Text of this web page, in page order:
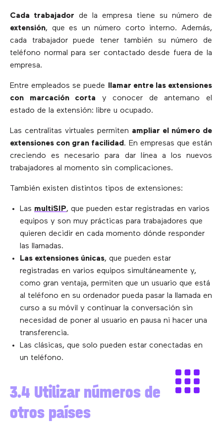
Cada trabajador de la empresa tiene su número de
extensión, que es un número corto interno. Además,
cada trabajador puede tener también su número de
teléfono normal para ser contactado desde fuera de la
empresa.
Entre empleados se puede llamar entre las extensiones
con marcación corta y conocer de antemano el
estado de la extensión: libre u ocupado.
Las centralitas virtuales permiten ampliar el número de
extensiones con gran facilidad. En empresas que están
creciendo es necesario para dar línea a los nuevos
trabajadores al momento sin complicaciones.
También existen distintos tipos de extensiones:
Las multiSIP, que pueden estar registradas en varios
equipos y son muy prácticas para trabajadores que
quieren decidir en cada momento dónde responder
las llamadas.
Las extensiones únicas, que pueden estar
registradas en varios equipos simultáneamente y,
como gran ventaja, permiten que un usuario que está
al teléfono en su ordenador pueda pasar la llamada en
curso a su móvil y continuar la conversación sin
necesidad de poner al usuario en pausa ni hacer una
transferencia.
Las clásicas, que solo pueden estar conectadas en
un teléfono.
3.4 Utilizar números de
otros países